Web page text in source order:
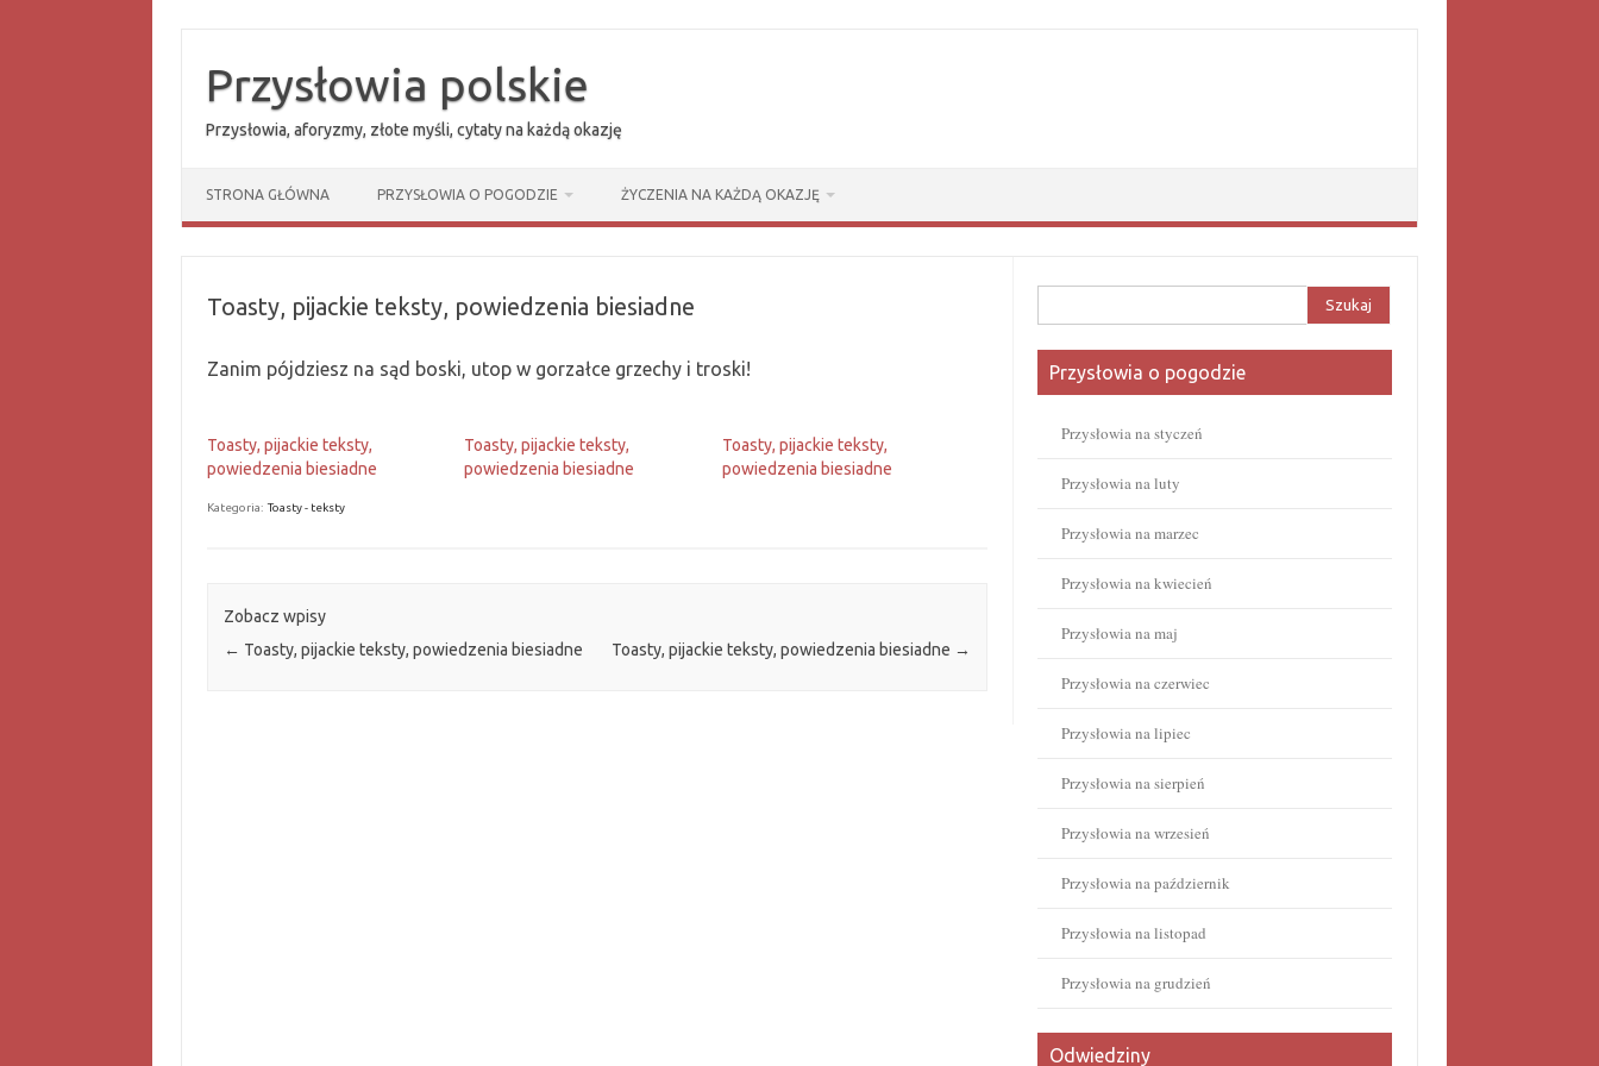
treściPrzysłowia polskie
Przysłowia, aforyzmy, złote myśli, cytaty na każdą okazję
STRONA GŁÓWNA PRZYSŁOWIA O POGODZIE ŻYCZENIA NA KAŻDĄ OKAZJĘ
Toasty, pijackie teksty, powiedzenia biesiadne
Zanim pójdziesz na sąd boski, utop w gorzałce grzechy i troski!
Toasty, pijackie teksty,
powiedzenia biesiadne
Toasty, pijackie teksty,
powiedzenia biesiadne
Toasty, pijackie teksty,
powiedzenia biesiadne
Kategoria: Toasty - teksty
Zobacz wpisy
← Toasty, pijackie teksty, powiedzenia biesiadne Toasty, pijackie teksty, powiedzenia biesiadne →
Przysłowia o pogodzie
Przysłowia na styczeń
Przysłowia na luty
Przysłowia na marzec
Przysłowia na kwiecień
Przysłowia na maj
Przysłowia na czerwiec
Przysłowia na lipiec
Przysłowia na sierpień
Przysłowia na wrzesień
Przysłowia na październik
Przysłowia na listopad
Przysłowia na grudzień
Odwiedziny